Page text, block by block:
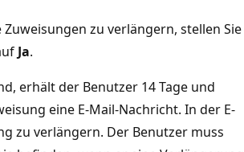
zu verlängern, stellen Sie
Ja.
erhält der Benutzer 14 Tage und
eine E-Mail-Nachricht. In der E-
zu verlängern. Der Benutzer muss